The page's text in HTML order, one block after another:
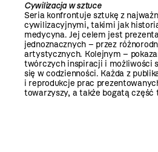
Cywilizacja w sztuce
Seria konfrontuje sztukę z
cywilizacyjnymi, takimi jak
medycyna. Jej celem jest
jednoznacznych – przez
artystycznych. Kolejnym –
twórczych inspiracji i możliwości
się w codzienności. Każda z
i reprodukcje prac
towarzyszy, a także bogatą część